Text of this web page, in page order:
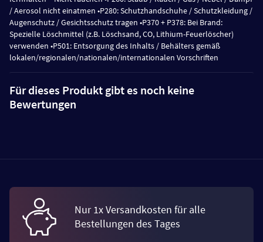
/ Aerosol nicht einatmen •P280: Schutzhandschuhe / Schutzkleidung /
Augenschutz / Gesichtsschutz tragen •P370 + P378: Bei Brand:
Spezielle Löschmittel (z.B. Löschsand, CO, Lithium-Feuerlöscher)
verwenden •P501: Entsorgung des Inhalts / Behälters gemäß
lokalen/regionalen/nationalen/internationalen Vorschriften
Für dieses Produkt gibt es noch keine
Bewertungen
Nur 1x Versandkosten für alle
Bestellungen des Tages